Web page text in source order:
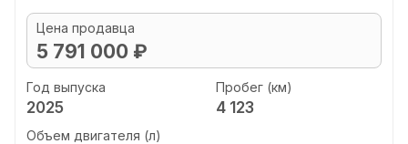
Цена продавца
5 791 000 ₽
Год выпуска
2025
Пробег (км)
4 123
Объем двигателя (л)